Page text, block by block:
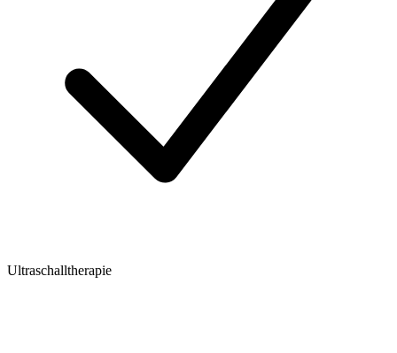
Ultraschalltherapie